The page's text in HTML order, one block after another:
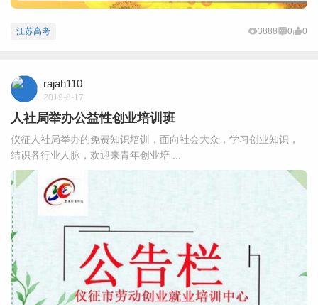
江苏高考 3888 0 0
rajah110
2019-8-17
人社局举办公益性创业培训班
仪征人社局举办的免费知识培训，面向社会大众，学习创业知识，
结识各行业人脉，欢迎来青年创业培 ...